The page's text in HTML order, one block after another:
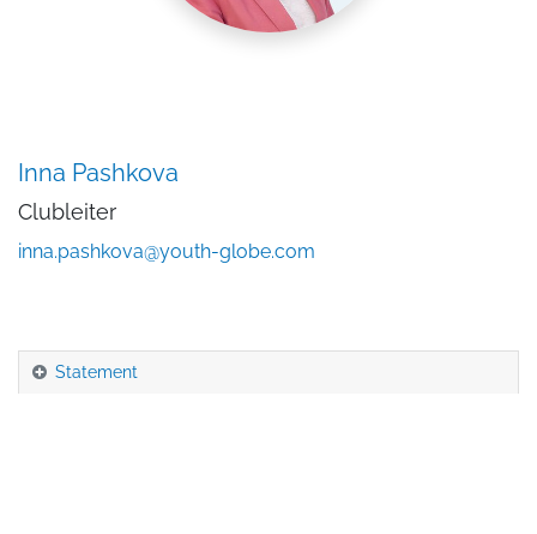
Inna Pashkova
Clubleiter
inna.pashkova@youth-globe.com
Statement